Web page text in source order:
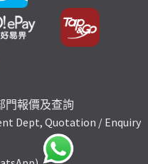
門報價及查詢
Dept, Quotation / Enquiry